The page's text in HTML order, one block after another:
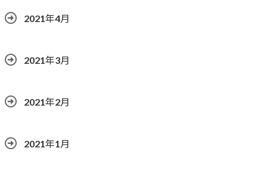
2021年4月
2021年3月
2021年2月
2021年1月